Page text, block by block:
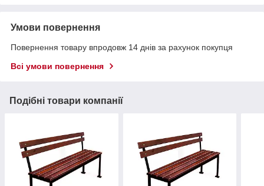
Умови повернення
Повернення товару впродовж 14 днів за рахунок покупця
Всі умови повернення
Подібні товари компанії